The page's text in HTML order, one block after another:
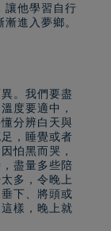
讓他學習自行
進入夢鄉。
。我們要盡
度要適中，
分辨白天與
，睡覺或者
怕黑而哭，
盡量多些陪
多，令晚上
下、將頭或
樣，晚上就